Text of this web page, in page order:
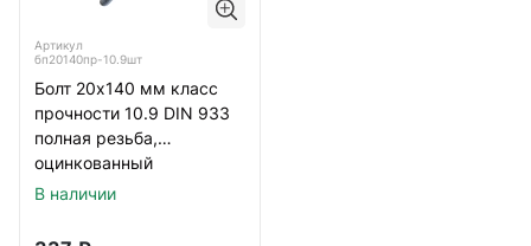
Артикул
бп20140пр-10.9шт
Болт 20х140 мм класс
прочности 10.9 DIN 933
полная резьба,
оцинкованный
В наличии